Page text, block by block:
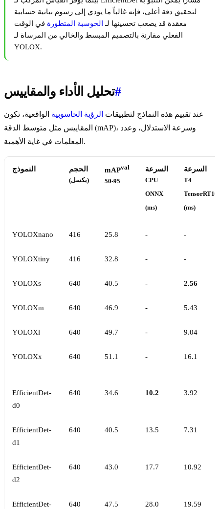
لتحقيق دقة أعلى، فإنه غالباً ما يؤدي إلى رسوم بيانية حسابية
معقدة قد يصعب تحسينها لـ الحوسبة المتطورة في الوقت
الفعلي مقارنة بالتصميم المبسط والخالي من المرساة لـ
YOLOX.
تحليل الأداء والمقاييس#
عند تقييم هذه النماذج لتطبيقات الرؤية الحاسوبية الواقعية، تكون
المقاييس مثل متوسط الدقة (mAP)، وسرعة الاستدلال، وعدد
المعلمات في غاية الأهمية.
النموذج الحجم
(بكسل)
mAPval
50-95
السرعة
CPU
ONNX
(ms)
السرعة
T4
TensorRT10
(ms)
YOLOXnano 416 25.8 - -
YOLOXtiny 416 32.8 - -
YOLOXs 640 40.5 - 2.56
YOLOXm 640 46.9 - 5.43
YOLOXl 640 49.7 - 9.04
YOLOXx 640 51.1 - 16.1
EfficientDet-
d0
640 34.6 10.2 3.92
EfficientDet-
d1
640 40.5 13.5 7.31
EfficientDet-
d2
640 43.0 17.7 10.92
EfficientDet-
640 47.5 28.0 19.59